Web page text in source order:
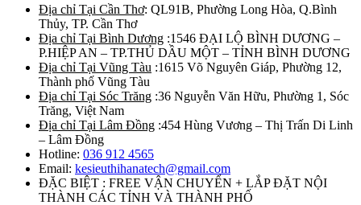
Địa chỉ Tại Cần Thơ: QL91B, Phường Long Hòa, Q.Bình
Thủy, TP. Cần Thơ
Địa chỉ Tại Bình Dương :1546 ĐẠI LỘ BÌNH DƯƠNG –
P.HIỆP AN – TP.THỦ DẦU MỘT – TỈNH BÌNH DƯƠNG
Địa chỉ Tại Vũng Tàu :1615 Võ Nguyên Giáp, Phường 12,
Thành phố Vũng Tàu
Địa chỉ Tại Sóc Trăng :36 Nguyễn Văn Hữu, Phường 1, Sóc
Trăng, Việt Nam
Địa chỉ Tại Lâm Đồng :454 Hùng Vương – Thị Trấn Di Linh
– Lâm Đồng
Hotline: 036 912 4565
Email: kesieuthihanatech@gmail.com
ĐẶC BIỆT : FREE VẬN CHUYỂN + LẮP ĐẶT NỘI
THÀNH CÁC TỈNH VÀ THÀNH PHỐ